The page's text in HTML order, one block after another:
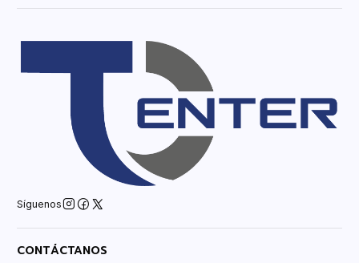
Síguenos
CONTÁCTANOS